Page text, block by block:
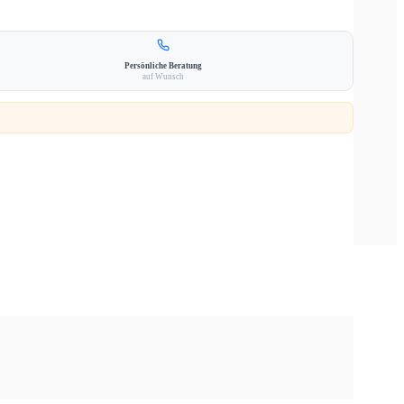
Persönliche Beratung
auf Wunsch